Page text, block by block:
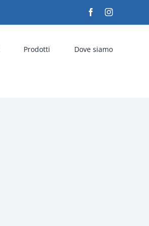
FacebookInstagram
Prodotti Dove siamo